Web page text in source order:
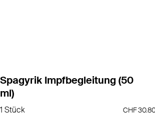
Lesen Sie die Angaben auf der Packung
Zulassungsinhaberin: Würzenbach
nurnatur GmbH
Spagyrik Impfbegleitung (50
ml)
1 Stück CHF